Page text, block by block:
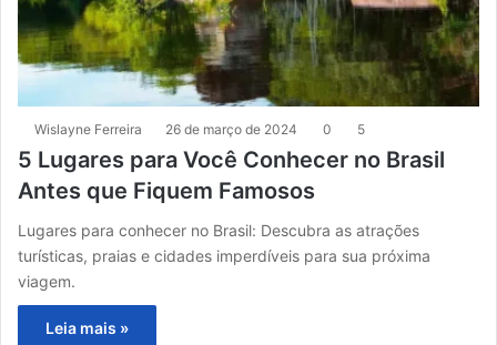
Wislayne Ferreira 26 de março de 2024 0 5
5 Lugares para Você Conhecer no Brasil
Antes que Fiquem Famosos
Lugares para conhecer no Brasil: Descubra as atrações
turísticas, praias e cidades imperdíveis para sua próxima
viagem.
Leia mais »